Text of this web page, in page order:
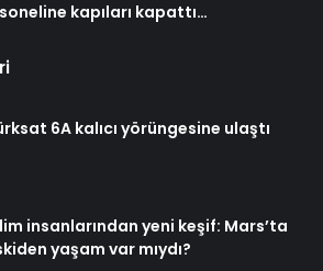
kapıları kapattı…
6A kalıcı yörüngesine ulaştı
insanlarından yeni keşif: Mars’ta
yaşam var mıydı?